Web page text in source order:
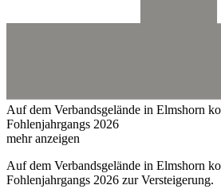
Auf dem Verbandsgelände in Elmshorn
Fohlenjahrgangs 2026
mehr anzeigen
Auf dem Verbandsgelände in Elmshorn
Fohlenjahrgangs 2026 zur Versteigerung.